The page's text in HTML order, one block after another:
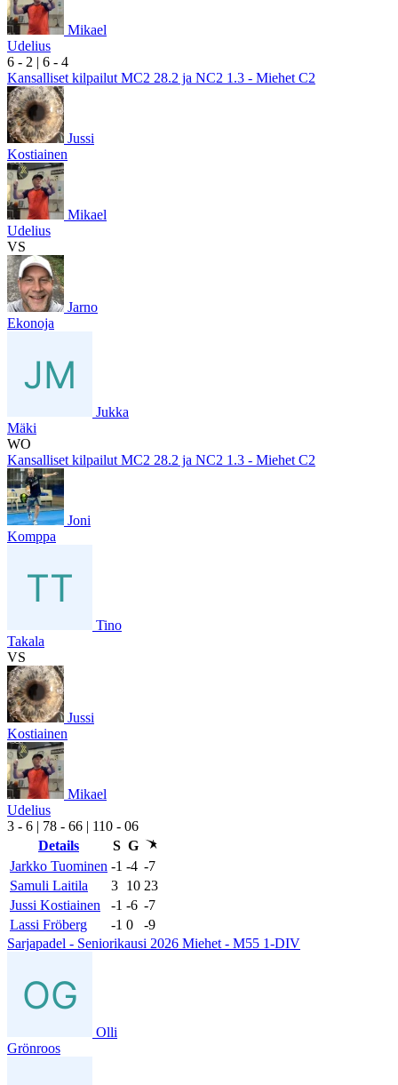
Mikael
Udelius
6 - 2 | 6 - 4
Kansalliset kilpailut MC2 28.2 ja NC2 1.3 - Miehet C2
Jussi
Kostiainen
Mikael
Udelius
VS
Jarno
Ekonoja
Jukka
Mäki
WO
Kansalliset kilpailut MC2 28.2 ja NC2 1.3 - Miehet C2
Joni
Komppa
Tino
Takala
VS
Jussi
Kostiainen
Mikael
Udelius
3 - 6 | 78 - 66 | 110 - 06
Details
S G
Jarkko Tuominen -1 -4 -7
Samuli Laitila
3 10 23
Jussi Kostiainen
-1 -6 -7
Lassi Fröberg
-1 0
-9
Sarjapadel - Seniorikausi 2026 Miehet - M55 1-DIV
Olli
Grönroos